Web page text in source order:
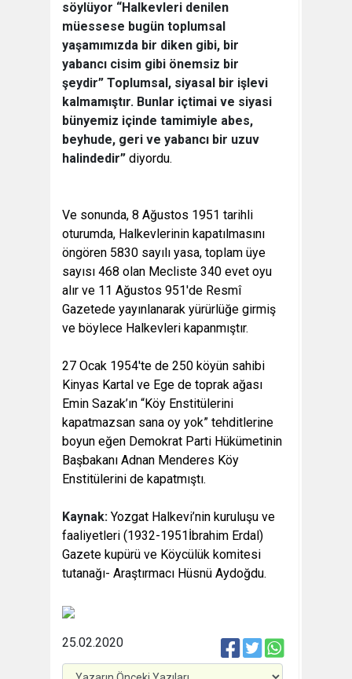
söylüyor “Halkevleri denilen
müessese bugün toplumsal
yaşamımızda bir diken gibi, bir
yabancı cisim gibi önemsiz bir
şeydir” Toplumsal, siyasal bir işlevi
kalmamıştır. Bunlar içtimai ve siyasi
bünyemiz içinde tamimiyle abes,
beyhude, geri ve yabancı bir uzuv
halindedir” diyordu.
Ve sonunda, 8 Ağustos 1951 tarihli
oturumda, Halkevlerinin kapatılmasını
öngören 5830 sayılı yasa, toplam üye
sayısı 468 olan Mecliste 340 evet oyu
alır ve 11 Ağustos 951'de Resmî
Gazetede yayınlanarak yürürlüğe girmiş
ve böylece Halkevleri kapanmıştır.
27 Ocak 1954'te de 250 köyün sahibi
Kinyas Kartal ve Ege de toprak ağası
Emin Sazak’ın “Köy Enstitülerini
kapatmazsan sana oy yok” tehditlerine
boyun eğen Demokrat Parti Hükümetinin
Başbakanı Adnan Menderes Köy
Enstitülerini de kapatmıştı.
Kaynak: Yozgat Halkevi’nin kuruluşu ve
faaliyetleri (1932-1951İbrahim Erdal)
Gazete kupürü ve Köycülük komitesi
tutanağı- Araştırmacı Hüsnü Aydoğdu.
25.02.2020